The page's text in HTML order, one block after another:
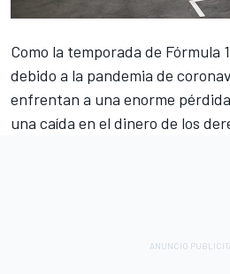
Como la temporada de Fórmula 1
debido a la pandemia de
enfrentan a una enorme
una caída en el dinero de los